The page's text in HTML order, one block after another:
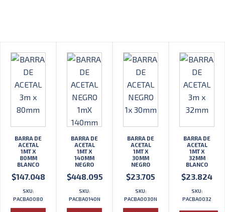
BARRA DE
ACETAL
1MT X
80MM
BLANCO
$147.048
SKU:
PACBA0080
BARRA DE
ACETAL
1MT X
140MM
NEGRO
$448.095
SKU:
PACBA0140N
BARRA DE
ACETAL
1MT X
30MM
NEGRO
$23.705
SKU:
PACBA0030N
BARRA DE
ACETAL
1MT X
32MM
BLANCO
$23.824
SKU:
PACBA0032